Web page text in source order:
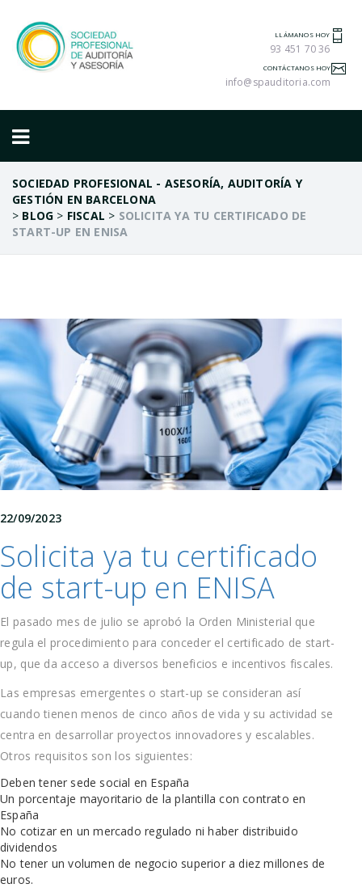
LLÁMANOS HOY
93 451 70 36
CONTÁCTANOS HOY
info@spauditoria.com
SOCIEDAD PROFESIONAL - ASESORÍA, AUDITORÍA Y
GESTIÓN EN BARCELONA
> BLOG > FISCAL > SOLICITA YA TU CERTIFICADO DE
START-UP EN ENISA
22/09/2023
Solicita ya tu certificado
de start-up en ENISA
El pasado mes de julio se aprobó la Orden Ministerial que
regula el procedimiento para conceder el certificado de start-
up, que da acceso a diversos beneficios e incentivos fiscales.
Las empresas emergentes o start-up se consideran así
cuando tienen menos de cinco años de vida y su actividad se
centra en desarrollar proyectos innovadores y escalables.
Otros requisitos son los siguientes:
Deben tener sede social en España
Un porcentaje mayoritario de la plantilla con contrato en
España
No cotizar en un mercado regulado ni haber distribuido
dividendos
No tener un volumen de negocio superior a diez millones de
euros.